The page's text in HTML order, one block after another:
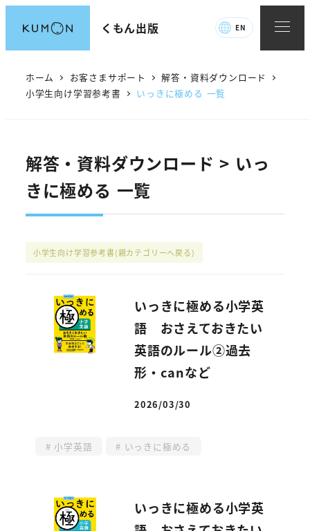
ン
くもん出版 EN
ホーム お客さまサポート
解答・資料ダウンロード
小学生向け学習参考書
いっきに極める 一覧
解答・資料ダウンロード > いっ
きに極める 一覧
小学生向け学習参考書(親カテゴリーへ戻る)
いっきに極める小学英
語 おさえておきたい
英語のルール②過去
形・canなど
投稿日
2026/03/30
小学英語 いっきに極める
いっきに極める小学英